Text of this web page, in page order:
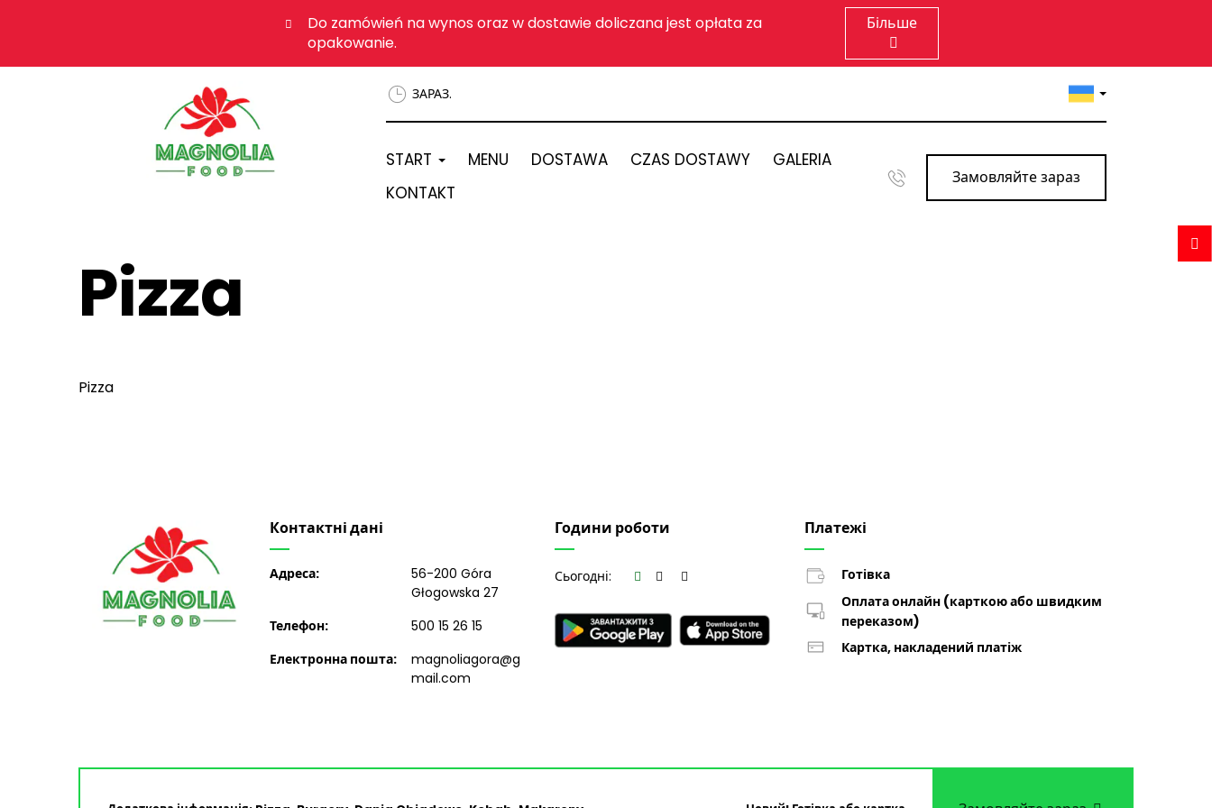
Do zamówień na wynos oraz w dostawie doliczana jest opłata za
opakowanie.
Більше
ЗАРАЗ.
START MENU DOSTAWA CZAS DOSTAWY
GALERIA
KONTAKT
Замовляйте зараз
Pizza
Pizza
Контактні дані
Адреса:
56-200 Góra
Głogowska 27
Телефон:
500 15 26 15
Електронна пошта:
magnoliagora@g
mail.com
Години роботи
Сьогодні:
Платежі
Готівка
Оплата онлайн (карткою або швидким
переказом)
Картка, накладений платіж